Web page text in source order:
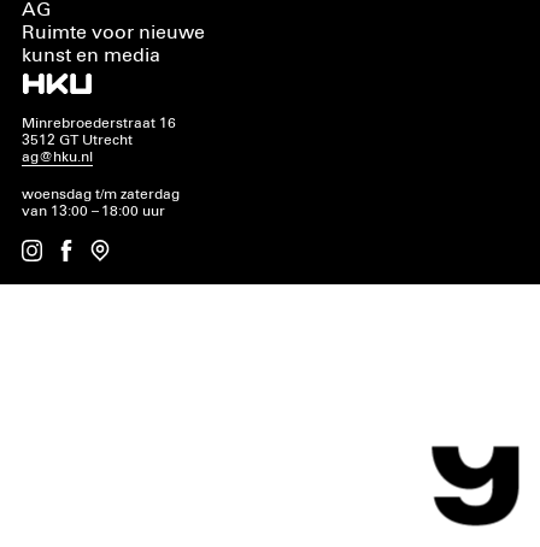
AG
Ruimte voor nieuwe
kunst en media
Minrebroederstraat 16
3512 GT Utrecht
ag@hku.nl
woensdag t/m zaterdag
van 13:00 – 18:00 uur